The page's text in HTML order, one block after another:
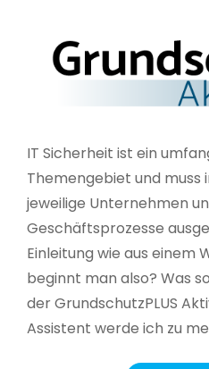
IT Sicherheit ist ein
Themengebiet und muss
jeweilige Unternehmen
Geschäftsprozesse
Einleitung wie aus einem
beginnt man also? Was
der GrundschutzPLUS
Assistent werde ich zu